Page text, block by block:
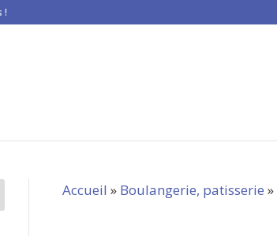
!
Accueil » Boulangerie, patisserie »